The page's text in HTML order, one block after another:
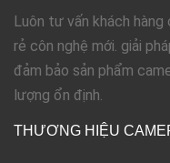
Luôn tư vấn khách hàng
rẻ côn nghệ mới. giải
đảm bảo sản phẩm
lượng ổn định.
THƯƠNG HIỆU